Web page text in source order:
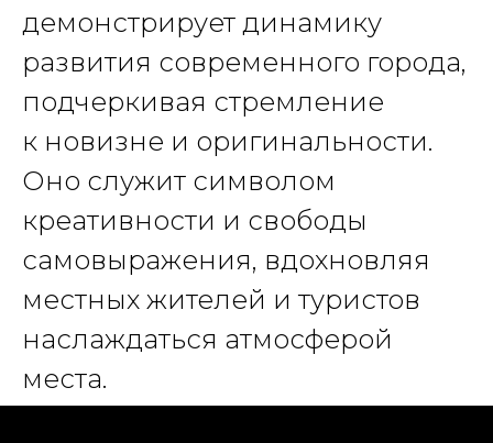
демонстрирует динамику
развития современного города,
подчеркивая стремление
к новизне и оригинальности.
Оно служит символом
креативности и свободы
самовыражения, вдохновляя
местных жителей и туристов
наслаждаться атмосферой
места.